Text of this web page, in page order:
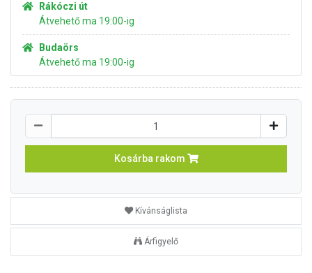
Rákóczi út
Átvehető ma 19:00-ig
Budaörs
Átvehető ma 19:00-ig
Kosárba rakom
Kívánságlista
Árfigyelő